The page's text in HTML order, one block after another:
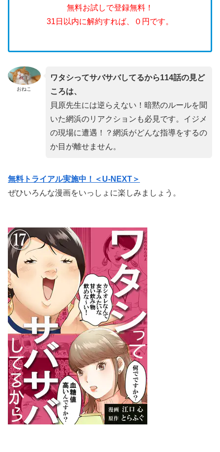
無料お試しで登録無料！
31日以内に解約すれば、０円です。
おねこ
ワタシってサバサバしてるから114話の見ど
ころは、
貝原先生には逆らえない！暗黙のルールを聞
いた網浜のリアクションも必見です。イジメ
の現場に遭遇！？網浜がどんな指導をするの
か目が離せません。
無料トライアル実施中！＜U-NEXT＞
ぜひいろんな漫画をいっしょに楽しみましょう。